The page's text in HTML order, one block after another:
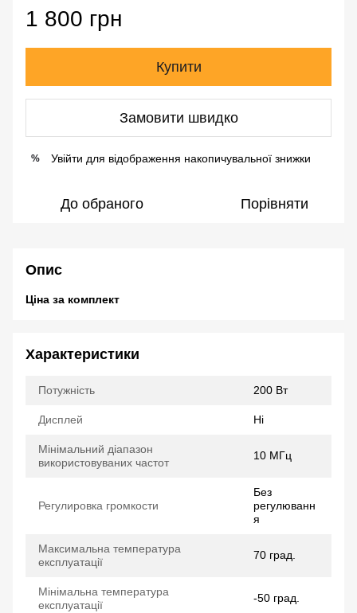
1 800 грн
Купити
Замовити швидко
% Увійти для відображення накопичувальної знижки
До обраного Порівняти
Опис
Ціна за комплект
Характеристики
Потужність 200 Вт
Дисплей Ні
Мінімальний діапазон
використовуваних частот
10 МГц
Регулировка громкости
Без
регулюванн
я
Максимальна температура
експлуатації
70 град.
Мінімальна температура
експлуатації
-50 град.